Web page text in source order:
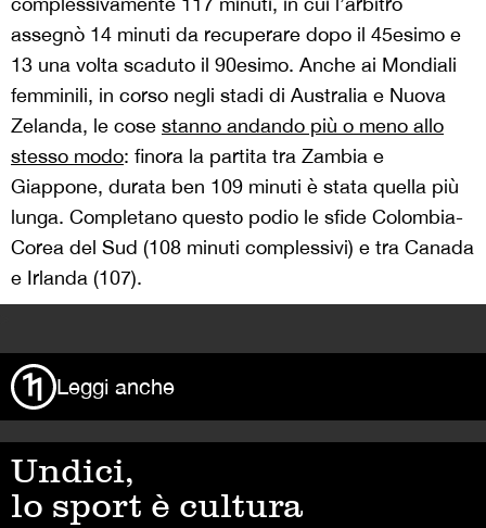
assegnò 14 minuti da recuperare dopo il 45esimo e
13 una volta scaduto il 90esimo. Anche ai Mondiali
femminili, in corso negli stadi di Australia e Nuova
Zelanda, le cose stanno andando più o meno allo
stesso modo: finora la partita tra Zambia e
Giappone, durata ben 109 minuti è stata quella più
lunga. Completano questo podio le sfide Colombia-
Corea del Sud (108 minuti complessivi) e tra Canada
e Irlanda (107).
Leggi anche
Undici,
lo sport è cultura